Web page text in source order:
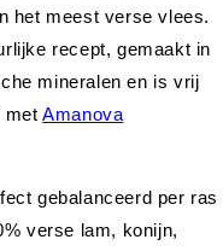
het meest verse vlees.
recept, gemaakt in
mineralen en is vrij
metAmanova
gebalanceerd per ras
verse lam, konijn,